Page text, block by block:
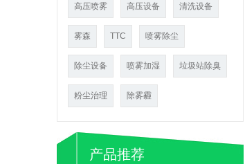
高压喷雾 高压设备 清洗设备
雾森 TTC 喷雾除尘
除尘设备 喷雾加湿 垃圾站除臭
粉尘治理 除雾霾
产品推荐